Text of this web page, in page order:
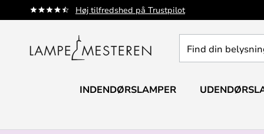
Høj tilfredshed på Trustpilot
Skip
to
din
INDENDØRSLAMPER